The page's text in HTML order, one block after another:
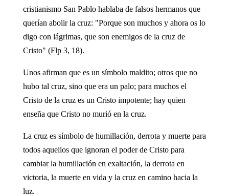
cristianismo San Pablo hablaba de falsos hermanos que
querían abolir la cruz: "Porque son muchos y ahora os lo
digo con lágrimas, que son enemigos de la cruz de
Cristo" (Flp 3, 18).
Unos afirman que es un símbolo maldito; otros que no
hubo tal cruz, sino que era un palo; para muchos el
Cristo de la cruz es un Cristo impotente; hay quien
enseña que Cristo no murió en la cruz.
La cruz es símbolo de humillación, derrota y muerte para
todos aquellos que ignoran el poder de Cristo para
cambiar la humillación en exaltación, la derrota en
victoria, la muerte en vida y la cruz en camino hacia la
luz.